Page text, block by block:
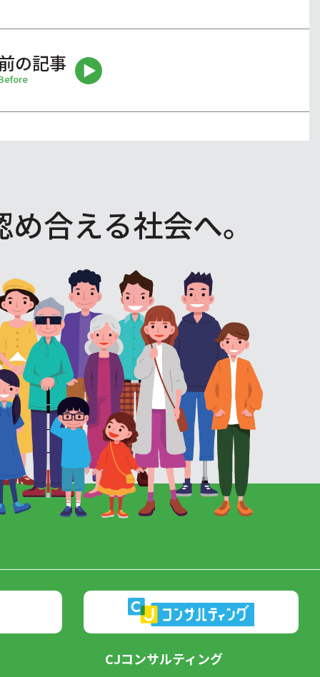
の記事
合える社会へ。
CJコンサルティング